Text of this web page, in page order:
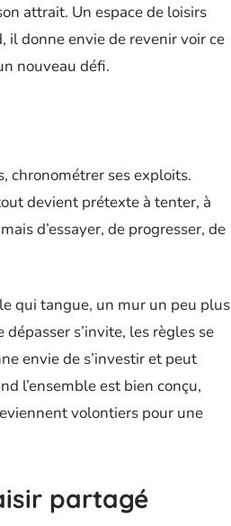
attrait. Un espace de loisirs
il donne envie de revenir voir ce
nouveau défi.
chronométrer ses exploits.
devient prétexte à tenter, à
d’essayer, de progresser, de
qui tangue, un mur un peu plus
s’invite, les règles se
envie de s’investir et peut
l’ensemble est bien conçu,
volontiers pour une
partagé